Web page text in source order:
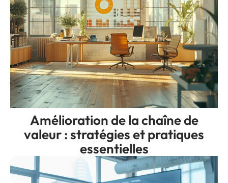
Amélioration de la chaîne de
valeur : stratégies et pratiques
essentielles